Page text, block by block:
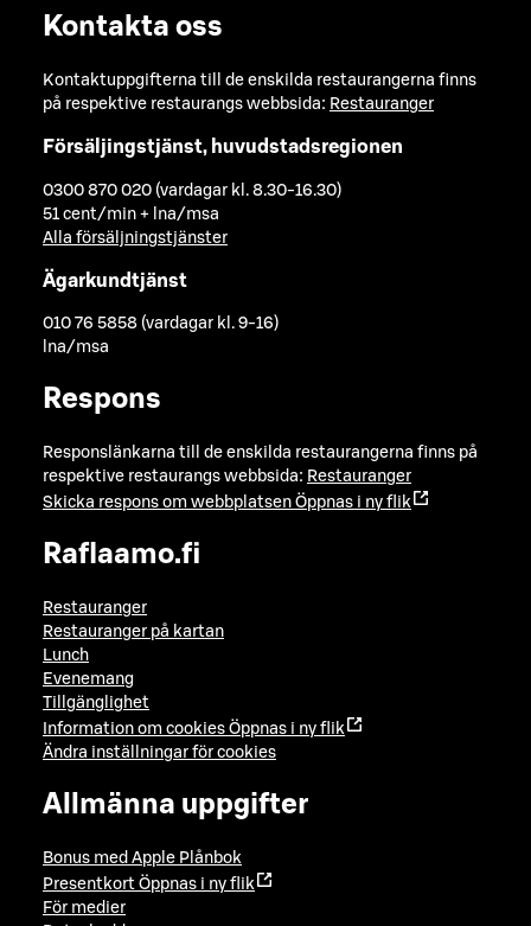
Kontakta oss
Kontaktuppgifterna till de enskilda restaurangerna finns
på respektive restaurangs webbsida: Restauranger
Försäljingstjänst, huvudstadsregionen
0300 870 020 (vardagar kl. 8.30-16.30)
51 cent/min + lna/msa
Alla försäljningstjänster
Ägarkundtjänst
010 76 5858 (vardagar kl. 9-16)
lna/msa
Respons
Responslänkarna till de enskilda restaurangerna finns på
respektive restaurangs webbsida: Restauranger
Skicka respons om webbplatsen Öppnas i ny flik
Raflaamo.fi
Restauranger
Restauranger på kartan
Lunch
Evenemang
Tillgänglighet
Information om cookies Öppnas i ny flik
Ändra inställningar för cookies
Allmänna uppgifter
Bonus med Apple Plånbok
Presentkort Öppnas i ny flik
För medier